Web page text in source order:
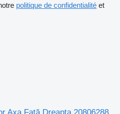
politique de confidentialité et